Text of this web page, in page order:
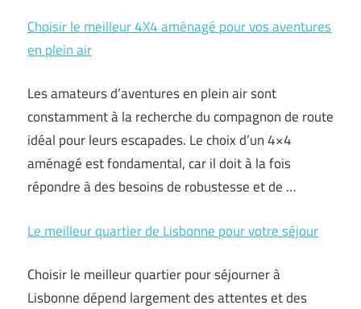
Choisir le meilleur 4X4 aménagé pour vos aventures
en plein air
Les amateurs d’aventures en plein air sont
constamment à la recherche du compagnon de route
idéal pour leurs escapades. Le choix d’un 4×4
aménagé est fondamental, car il doit à la fois
répondre à des besoins de robustesse et de …
Le meilleur quartier de Lisbonne pour votre séjour
Choisir le meilleur quartier pour séjourner à
Lisbonne dépend largement des attentes et des